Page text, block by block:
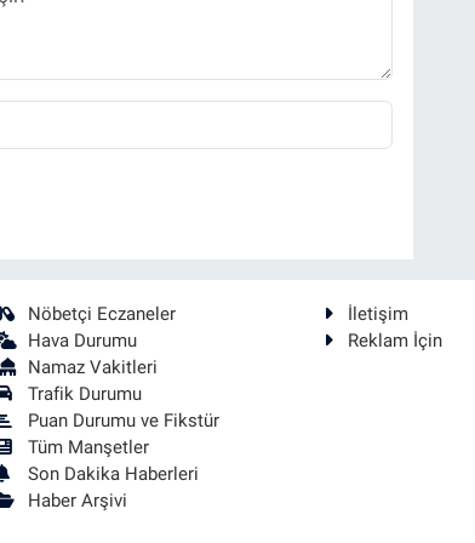
Nöbetçi Eczaneler
Hava Durumu
Namaz Vakitleri
Trafik Durumu
Puan Durumu ve Fikstür
Tüm Manşetler
Son Dakika Haberleri
Haber Arşivi
İletişim
Reklam İçin